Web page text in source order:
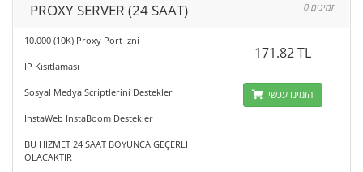
PROXY SERVER (24 SAAT) 0 זמינים
10.000 (10K) Proxy Port İzni
IP Kısıtlaması
Sosyal Medya Scriptlerini Destekler
InstaWeb InstaBoom Destekler
BU HİZMET 24 SAAT BOYUNCA GEÇERLİ
OLACAKTIR
171.82 TL
הזמינו עכשיו